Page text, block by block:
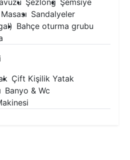
Şezlong Şemsiye
Sandalyeler
Bahçe oturma grubu
Çift Kişilik Yatak
Banyo & Wc